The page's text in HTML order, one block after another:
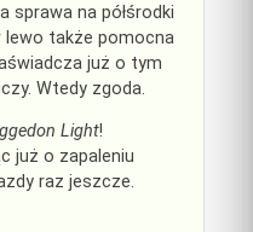
sprawa na półśrodki
lewo także pomocna
już o tym
Wtedy zgoda.
Light!
już o zapaleniu
raz jeszcze.